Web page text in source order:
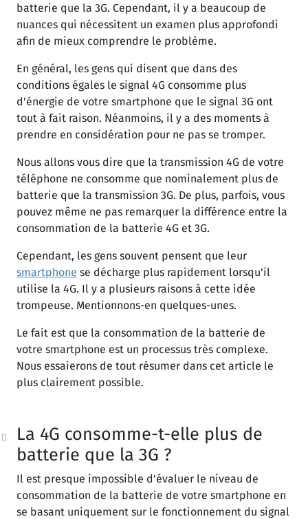
batterie que la 3G. Cependant, il y a beaucoup de
nuances qui nécessitent un examen plus approfondi
afin de mieux comprendre le problème.
En général, les gens qui disent que dans des
conditions égales le signal 4G consomme plus
d'énergie de votre smartphone que le signal 3G ont
tout à fait raison. Néanmoins, il y a des moments à
prendre en considération pour ne pas se tromper.
Nous allons vous dire que la transmission 4G de votre
téléphone ne consomme que nominalement plus de
batterie que la transmission 3G. De plus, parfois, vous
pouvez même ne pas remarquer la différence entre la
consommation de la batterie 4G et 3G.
Cependant, les gens souvent pensent que leur
smartphone se décharge plus rapidement lorsqu'il
utilise la 4G. Il y a plusieurs raisons à cette idée
trompeuse. Mentionnons-en quelques-unes.
Le fait est que la consommation de la batterie de
votre smartphone est un processus très complexe.
Nous essaierons de tout résumer dans cet article le
plus clairement possible.
La 4G consomme-t-elle plus de
batterie que la 3G ?
Il est presque impossible d'évaluer le niveau de
consommation de la batterie de votre smartphone en
se basant uniquement sur le fonctionnement du signal